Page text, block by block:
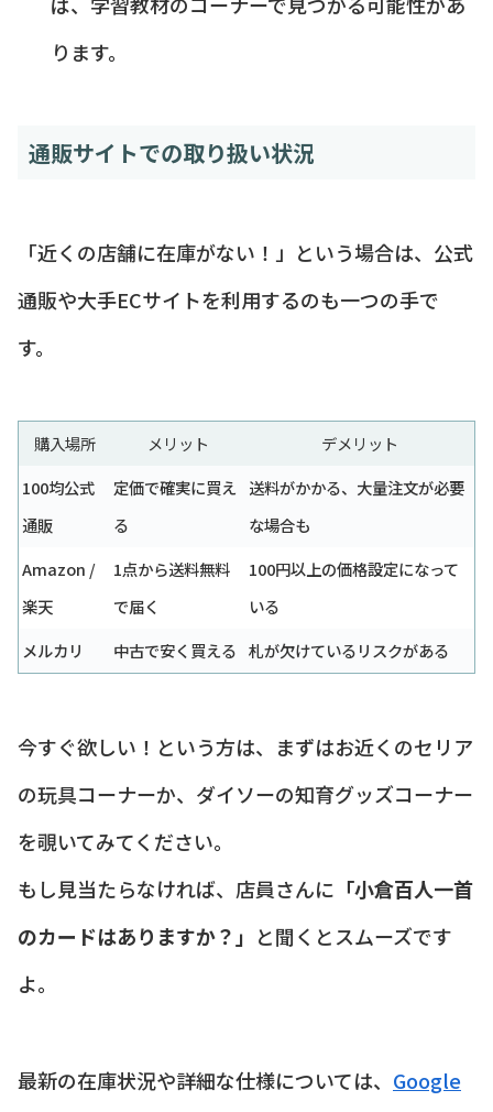
ります。
通販サイトでの取り扱い状況
「近くの店舗に在庫がない！」という場合は、公式
通販や大手ECサイトを利用するのも一つの手で
す。
購入場所 メリット
デメリット
100均公式
通販
定価で確実に買え
る
送料がかかる、大量注文が必要
な場合も
Amazon /
楽天
1点から送料無料
で届く
100円以上の価格設定になって
いる
メルカリ
中古で安く買える 札が欠けているリスクがある
今すぐ欲しい！という方は、まずはお近くのセリア
の玩具コーナーか、ダイソーの知育グッズコーナー
を覗いてみてください。
もし見当たらなければ、店員さんに 「小倉百人一首
のカードはありますか？」 と聞くとスムーズです
よ。
最新の在庫状況や詳細な仕様については、 Google